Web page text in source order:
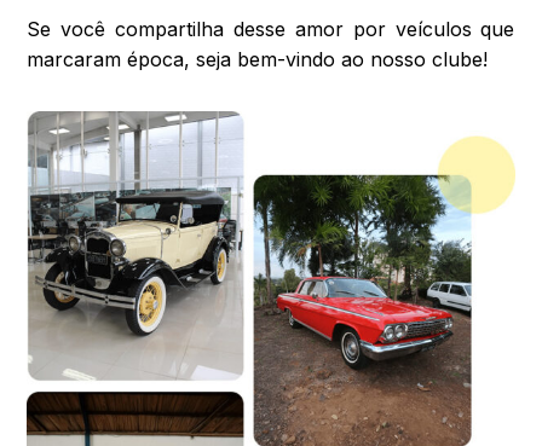
Se você compartilha desse amor por veículos que
marcaram época, seja bem-vindo ao nosso clube!